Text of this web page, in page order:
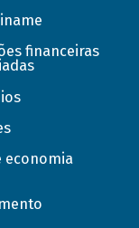
financeiras
economia